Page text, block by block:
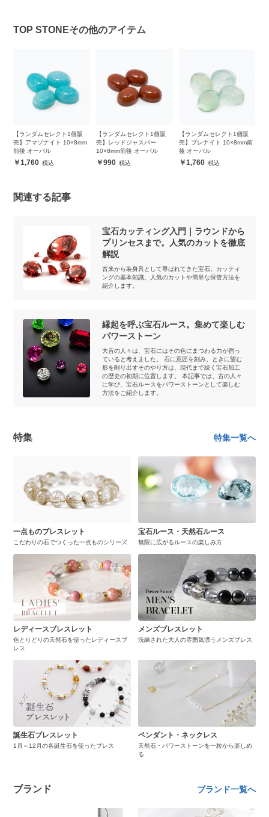
TOP STONEその他のアイテム
【ランダムセレクト1個販
売】アマゾナイト 10×8mm
前後 オーバル
1,760
【ランダムセレクト1個販
売】レッドジャスパー
10×8mm前後 オーバル
990
【ランダムセレクト1個販
売】プレナイト 10×8mm前
後 オーバル
1,760
関連する記事
宝石カッティング入門｜ラウンドから
プリンセスまで。人気のカットを徹底
解説
古来から装身具として尊ばれてきた宝石。カッティ
ングの基本知識、人気のカットや簡単な保管方法を
紹介します。
縁起を呼ぶ宝石ルース。集めて楽しむ
パワーストーン
大昔の人々は、宝石にはその色にまつわる力が宿っ
ていると考えました。 石に意匠を刻み、ときに望む
形を削り出すそのやり方は、現代まで続く宝石加工
の歴史の初期に位置します。 本記事では、古の人々
に学び、宝石ルースをパワーストーンとして楽しむ
方法をご紹介します。
特集 特集一覧へ
一点ものブレスレット
こだわりの石でつくった一点ものシリーズ
宝石ルース・天然石ルース
無限に広がるルースの楽しみ方
レディースブレスレット
色とりどりの天然石を使ったレディースブ
レス
メンズブレスレット
洗練された大人の雰囲気漂うメンズブレス
誕生石ブレスレット
1月～12月の各誕生石を使ったブレス
ペンダント・ネックレス
天然石・パワーストーンを一粒から楽しめ
る
ブランド ブランド一覧へ